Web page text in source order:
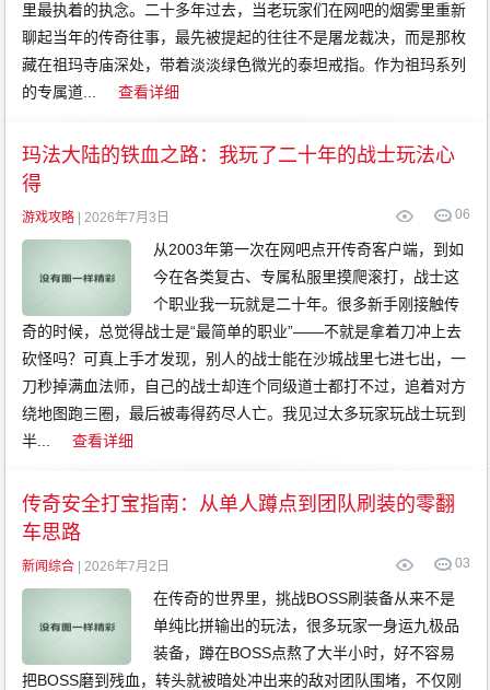
里最执着的执念。二十多年过去，当老玩家们在网吧的烟雾里重新
聊起当年的传奇往事，最先被提起的往往不是屠龙裁决，而是那枚
藏在祖玛寺庙深处，带着淡淡绿色微光的泰坦戒指。作为祖玛系列
的专属道...
查看详细
玛法大陆的铁血之路：我玩了二十年的战士玩法心
得
6
0
游戏攻略 | 2026年7月3日
从2003年第一次在网吧点开传奇客户端，到如
今在各类复古、专属私服里摸爬滚打，战士这
个职业我一玩就是二十年。很多新手刚接触传
奇的时候，总觉得战士是“最简单的职业”——不就是拿着刀冲上去
砍怪吗？可真上手才发现，别人的战士能在沙城战里七进七出，一
刀秒掉满血法师，自己的战士却连个同级道士都打不过，追着对方
绕地图跑三圈，最后被毒得药尽人亡。我见过太多玩家玩战士玩到
半...
查看详细
传奇安全打宝指南：从单人蹲点到团队刷装的零翻
车思路
3
0
新闻综合 | 2026年7月2日
在传奇的世界里，挑战BOSS刷装备从来不是
单纯比拼输出的玩法，很多玩家一身运九极品
装备，蹲在BOSS点熬了大半小时，好不容易
把BOSS磨到残血，转头就被暗处冲出来的敌对团队围堵，不仅刚